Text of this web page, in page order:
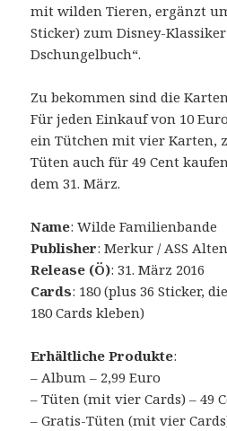
mit wilden Tieren, ergänzt
Sticker) zum Disney-Klassiker
Dschungelbuch“.
Zu bekommen sind die
Für jeden Einkauf von 10
ein Tütchen mit vier Karten,
Tüten auch für 49 Cent
dem 31. März.
Name: Wilde Familienbande
Publisher: Merkur / ASS
Release (Ö): 31. März 2016
Cards: 180 (plus 36 Sticker,
180 Cards kleben)
Erhältliche Produkte:
– Album – 2,99 Euro
– Tüten (mit vier Cards) – 49
– Gratis-Tüten (mit vier